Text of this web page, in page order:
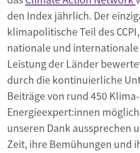
den Index jährlich. Der
klimapolitische Teil des
nationale und
Leistung der Länder
durch die kontinuierliche
Beiträge von rund 450
Energieexpert:innen
unseren Dank aussprechen
Zeit, ihre Bemühungen und